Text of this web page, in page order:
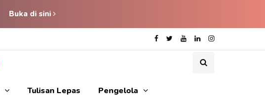
Buka di sini
Tulisan Lepas Pengelola